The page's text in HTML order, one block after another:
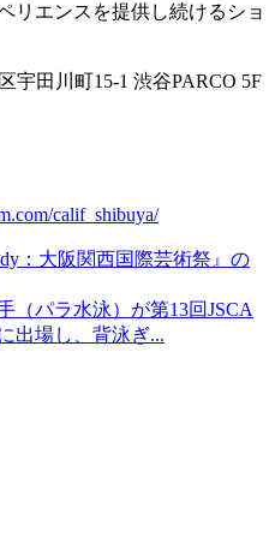
リエンスを提供し続けるショ
宇田川町15-1 渋谷PARCO 5F
calif_shibuya/
：大阪関西国際芸術祭』の
（パラ水泳）が第13回JSCA
出場し、背泳ぎ...